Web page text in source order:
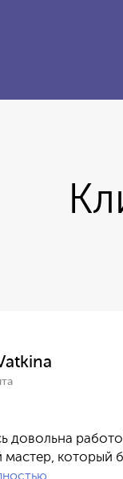
довольна
мастер, который